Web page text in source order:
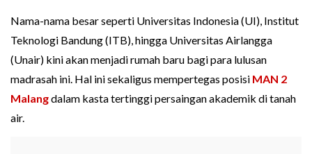
Nama-nama besar seperti Universitas Indonesia (UI), Institut
Teknologi Bandung (ITB), hingga Universitas Airlangga
(Unair) kini akan menjadi rumah baru bagi para lulusan
madrasah ini. Hal ini sekaligus mempertegas posisi MAN 2
Malangdalam kasta tertinggi persaingan akademik di tanah
air.